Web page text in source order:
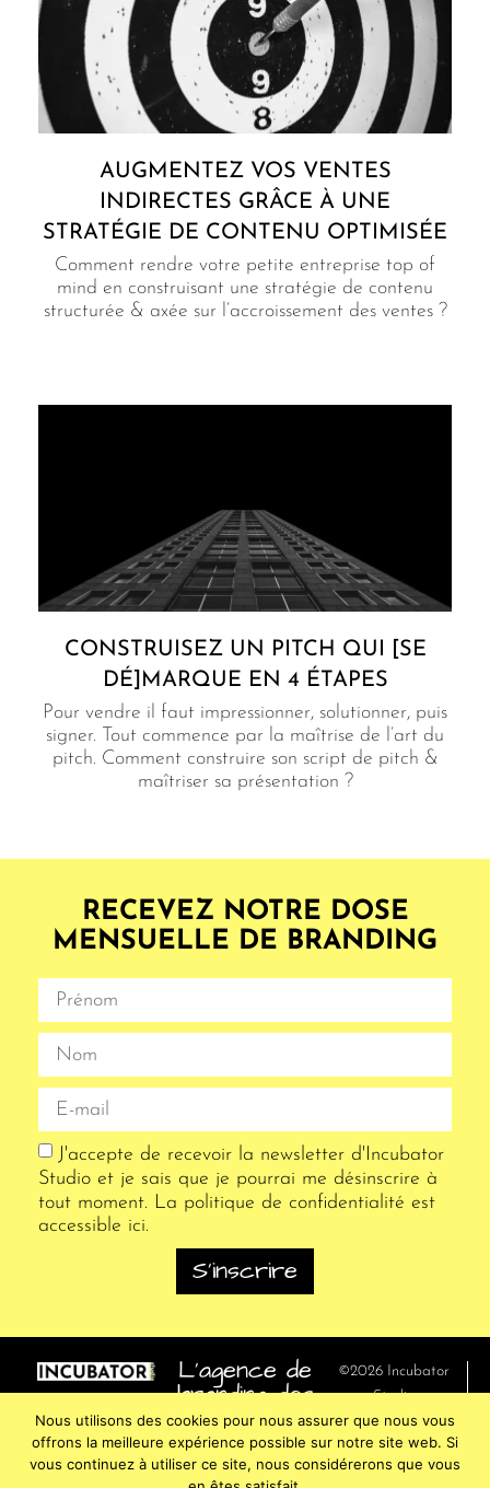
AUGMENTEZ VOS VENTES
INDIRECTES GRÂCE À UNE
STRATÉGIE DE CONTENU OPTIMISÉE
Comment rendre votre petite entreprise top of
mind en construisant une stratégie de contenu
structurée & axée sur l’accroissement des ventes ?
CONSTRUISEZ UN PITCH QUI [SE
DÉ]MARQUE EN 4 ÉTAPES
Pour vendre il faut impressionner, solutionner, puis
signer. Tout commence par la maîtrise de l’art du
pitch. Comment construire son script de pitch &
maîtriser sa présentation ?
RECEVEZ NOTRE DOSE
MENSUELLE DE BRANDING
J'accepte de recevoir la newsletter d'Incubator
Studio et je sais que je pourrai me désinscrire à
tout moment. La politique de confidentialité est
accessible ici.
S'inscrire
L’agence de
branding des
entrepreneurs
avancés
©2026 Incubator
Studio
Tous droits réservés
Politique de
confidentialité
Nous utilisons des cookies pour nous assurer que nous vous
offrons la meilleure expérience possible sur notre site web. Si
vous continuez à utiliser ce site, nous considérerons que vous